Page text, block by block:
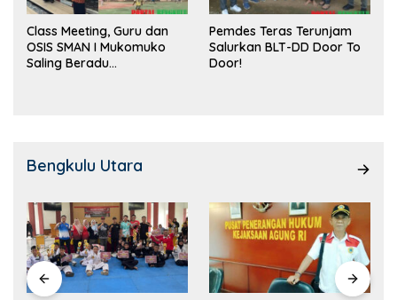
Class Meeting, Guru dan
OSIS SMAN I Mukomuko
Saling Beradu
Pemdes Teras Terunjam
Salurkan BLT-DD Door To
Door!
Bengkulu Utara